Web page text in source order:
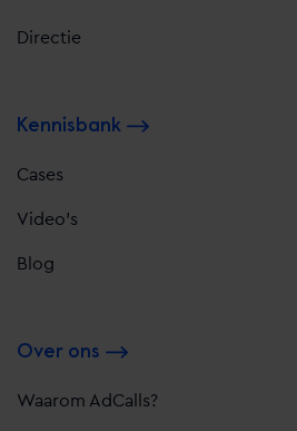
Directie
Kennisbank
Cases
Video's
Blog
Over ons
Waarom AdCalls?